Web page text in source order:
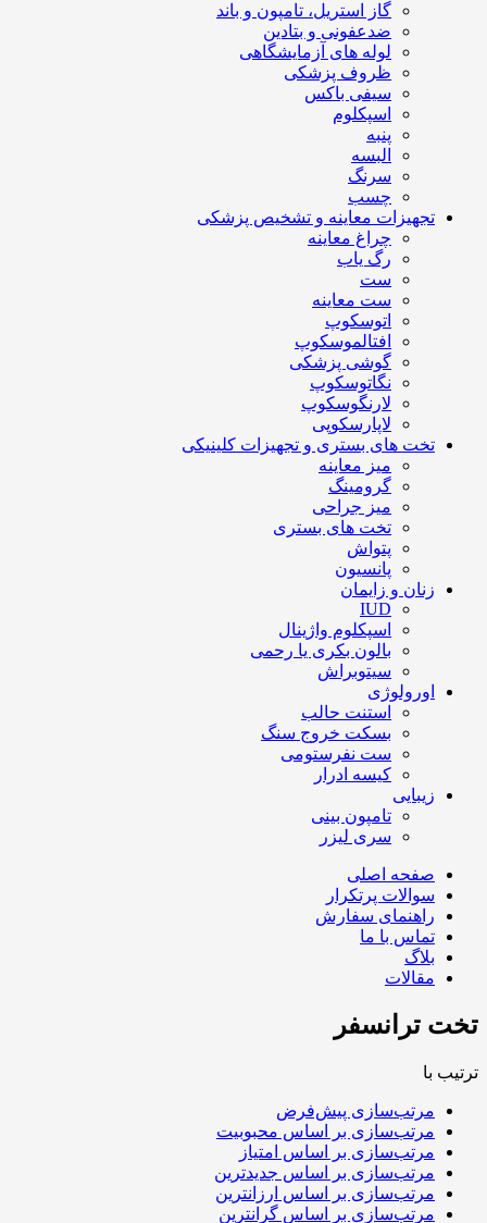
گاز استریل، تامپون و باند
ضدعفونی و بتادین
لوله های آزمایشگاهی
ظروف پزشکی
سیفی باکس
اسپکلوم
پنبه
البسه
سرنگ
چسب
تجهیزات معاینه و تشخیص پزشکی
چراغ معاینه
رگ یاب
ست
ست معاینه
اتوسکوپ
افتالموسکوپ
گوشی پزشکی
نگاتوسکوپ
لارنگوسکوپ
لاپارسکوپی
تخت های بستری و تجهیزات کلینیکی
میز معاینه
گرومینگ
میز جراحی
تخت های بستری
پتواش
پانسیون
زنان و زایمان
IUD
اسپکلوم واژینال
بالون بکری یا رحمی
سیتوبراش
اورولوژی
استنت حالب
بسکت خروج سنگ
ست نفرستومی
کیسه ادرار
زیبایی
تامپون بینی
سری لیزر
صفحه اصلی
سوالات پرتکرار
راهنمای سفارش
تماس با ما
بلاگ
مقالات
تخت ترانسفر
ترتیب با
مرتب‌سازی پیش‌فرض
مرتب‌سازی بر اساس محبوبیت
مرتب‌سازی بر اساس امتیاز
مرتب‌سازی بر اساس جدیدترین
مرتب‌سازی بر اساس ارزانترین
مرتب‌سازی بر اساس گرانترین